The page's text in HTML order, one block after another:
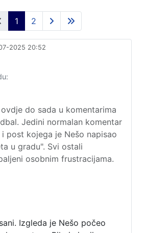
1 2
2025 20:52
do sada u komentarima
Jedini normalan komentar
post kojega je Nešo napisao
u gradu". Svi ostali
osobnim frustracijama.
Izgleda je Nešo počeo